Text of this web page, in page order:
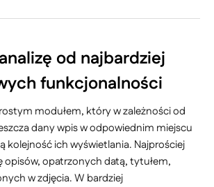
od najbardziej
funkcjonalności
modułem, który w zależności od
dany wpis w odpowiednim miejscu
kolejność ich wyświetlania. Najprościej
opisów, opatrzonych datą, tytułem,
w zdjęcia. W bardziej